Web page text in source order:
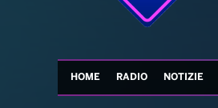
HOME RADIO NOTIZIE